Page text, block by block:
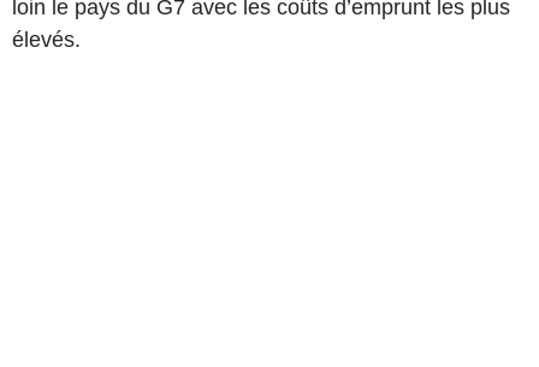
loin le pays du G7 avec les coûts d’emprunt les plus
élevés.